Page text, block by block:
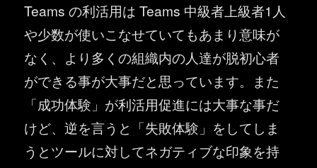
Teams の利活用は Teams 中級者上級者1人
や少数が使いこなせていてもあまり意味が
なく、より多くの組織内の人達が脱初心者
ができる事が大事だと思っています。また
「成功体験」が利活用促進には大事な事だ
けど、逆を言うと「失敗体験」をしてしま
うとツールに対してネガティブな印象を持